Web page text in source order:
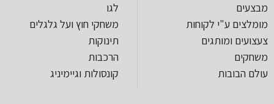
מבצעים
מומלצים ע"י לקוחות
צעצועים ומותגים
משחקים
עולם הבובות
לגו
משחקי חוץ ועל גלגלים
תינוקות
הרכבות
קונסולות וגיימיניג